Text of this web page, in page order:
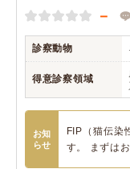
－
診察動物
得意診察領域
お知
らせ
FIP（猫伝染
す。 まずは